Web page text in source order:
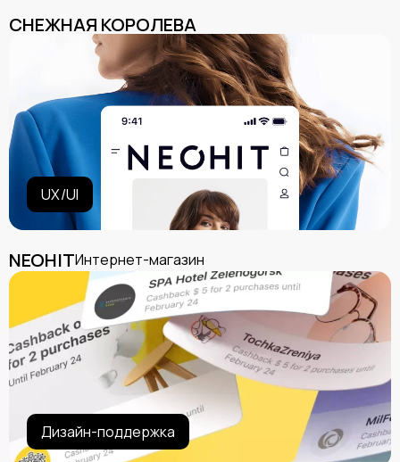
СНЕЖНАЯ КОРОЛЕВА
UX/UI
NEOHITИнтернет-магазин
Дизайн-поддержка